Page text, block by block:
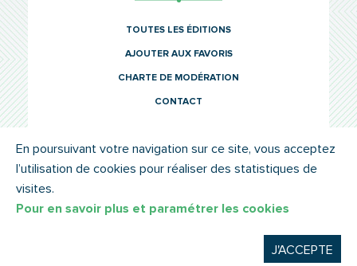
TOUTES LES ÉDITIONS
AJOUTER AUX FAVORIS
CHARTE DE MODÉRATION
CONTACT
© SYTRAL MOBILITÉS 2022 MENTIONS LÉGALES
En poursuivant votre navigation sur ce site, vous acceptez
l’utilisation de cookies pour réaliser des statistiques de
visites.
Pour en savoir plus et paramétrer les cookies
J'ACCEPTE